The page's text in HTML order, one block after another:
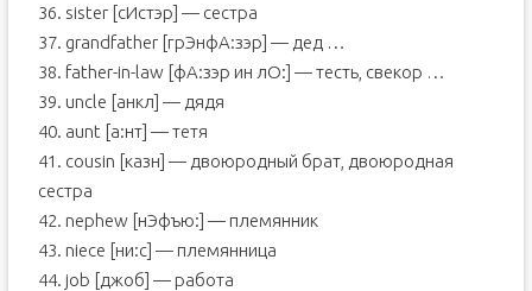
36. sister [сИстэр] — сестра
37. grandfather [грЭнфА:зэр] — дед …
38. father-in-law [фА:зэр ин лО:] — тесть, свекор …
39. uncle [анкл] — дядя
40. aunt [а:нт] — тетя
41. cousin [казн] — двоюродный брат, двоюродная
сестра
42. nephew [нЭфъю:] — племянник
43. niece [ни:с] — племянница
44. job [джоб] — работа